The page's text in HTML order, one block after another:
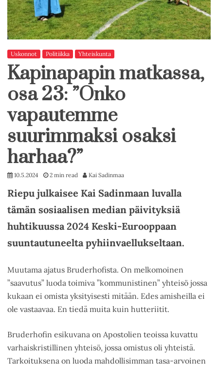
Uskonnot Politiikka Yhteiskunta
Kapinapapin matkassa,
osa 23: ”Onko
vapautemme
suurimmaksi osaksi
harhaa?”
10.5.2024 2 min read Kai Sadinmaa
Riepu julkaisee Kai Sadinmaan luvalla
tämän sosiaalisen median päivityksiä
huhtikuussa 2024 Keski-Eurooppaan
suuntautuneelta pyhiinvaellukseltaan.
Muutama ajatus Bruderhofista. On melkomoinen
”saavutus” luoda toimiva ”kommunistinen” yhteisö jossa
kukaan ei omista yksityisesti mitään. Edes amisheilla ei
ole vastaavaa. En tiedä muita kuin hutteriitit.
Bruderhofin esikuvana on Apostolien teoissa kuvattu
varhaiskristillinen yhteisö, jossa omistus oli yhteistä.
Tarkoituksena on luoda mahdollisimman tasa-arvoinen